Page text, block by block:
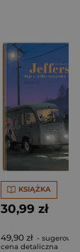
KSIĄŻKA
30,99 zł
49,90 zł -
cena detaliczna